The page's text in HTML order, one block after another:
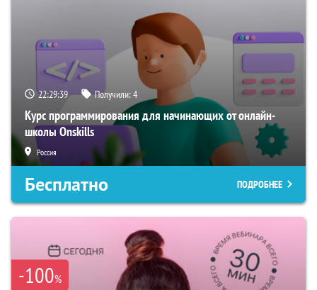
22:29:38 Получили:4
Курс программирования для начинающих от онлайн-
школы Onskills
Россия
Бесплатно ПОДРОБНЕЕ
-100%